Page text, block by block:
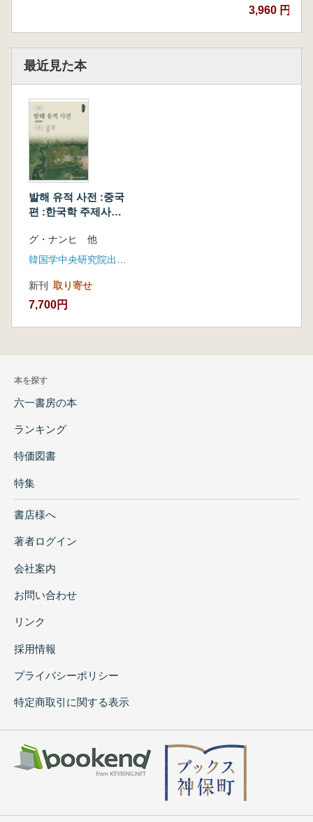
3,960 円
最近見た本
발해 유적 사전 :중국
편 :한국학 주제사전
編 :韓国学主題事典)
グ・ナンヒ 他
新刊 取り寄せ
7,700円
本を探す
六一書房の本
ランキング
特価図書
特集
書店様へ
著者ログイン
会社案内
お問い合わせ
リンク
採用情報
プライバシーポリシー
特定商取引に関する表示